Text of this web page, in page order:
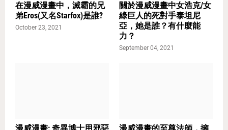
在漫威漫畫中，滅霸的兄
弟Eros(又名Starfox)是誰?
October 23, 2021
關於漫威漫畫中女浩克/女
綠巨人的死對手泰坦尼
亞，她是誰？有什麼能
力？
September 04, 2021